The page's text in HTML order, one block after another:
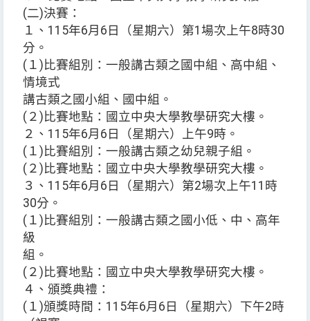
(二)決賽：
１、115年6月6日（星期六）第1場次上午8時30
分。
(１)比賽組別：一般講古類之國中組、高中組、
情境式
講古類之國小組、國中組。
(２)比賽地點：國立中央大學教學研究大樓。
２、115年6月6日（星期六）上午9時。
(１)比賽組別：一般講古類之幼兒親子組。
(２)比賽地點：國立中央大學教學研究大樓。
３、115年6月6日（星期六）第2場次上午11時
30分。
(１)比賽組別：一般講古類之國小低、中、高年
級
組。
(２)比賽地點：國立中央大學教學研究大樓。
４、頒獎典禮：
(１)頒獎時間：115年6月6日（星期六）下午2時